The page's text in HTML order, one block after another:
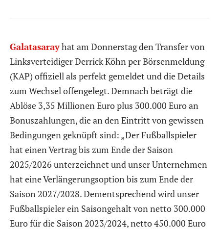
Galatasarayhat am Donnerstag den Transfer von
Linksverteidiger Derrick Köhn per Börsenmeldung
(KAP) offiziell als perfekt gemeldet und die Details
zum Wechsel offengelegt. Demnach beträgt die
Ablöse 3,35 Millionen Euro plus 300.000 Euro an
Bonuszahlungen, die an den Eintritt von gewissen
Bedingungen geknüpft sind: „Der Fußballspieler
hat einen Vertrag bis zum Ende der Saison
2025/2026 unterzeichnet und unser Unternehmen
hat eine Verlängerungsoption bis zum Ende der
Saison 2027/2028. Dementsprechend wird unser
Fußballspieler ein Saisongehalt von netto 300.000
Euro für die Saison 2023/2024, netto 450.000 Euro